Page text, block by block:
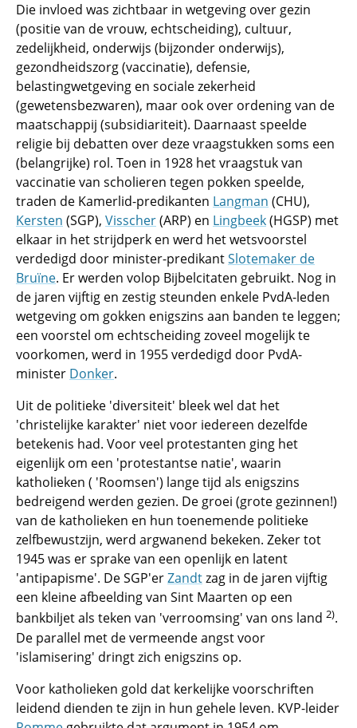
Die invloed was zichtbaar in wetgeving over gezin
(positie van de vrouw, echtscheiding), cultuur,
zedelijkheid, onderwijs (bijzonder onderwijs),
gezondheidszorg (vaccinatie), defensie,
belastingwetgeving en sociale zekerheid
(gewetensbezwaren), maar ook over ordening van de
maatschappij (subsidiariteit). Daarnaast speelde
religie bij debatten over deze vraagstukken soms een
(belangrijke) rol. Toen in 1928 het vraagstuk van
vaccinatie van scholieren tegen pokken speelde,
traden de Kamerlid-predikanten Langman (CHU),
Kersten (SGP), Visscher(ARP) en Lingbeek(HGSP) met
elkaar in het strijdperk en werd het wetsvoorstel
verdedigd door minister-predikantSlotemaker de
Bruïne. Er werden volop Bijbelcitaten gebruikt. Nog in
de jaren vijftig en zestig steunden enkele PvdA-leden
wetgeving om gokken enigszins aan banden te leggen;
een voorstel om echtscheiding zoveel mogelijk te
voorkomen, werd in 1955 verdedigd door PvdA-
minister Donker.
Uit de politieke 'diversiteit' bleek wel dat het
'christelijke karakter' niet voor iedereen dezelfde
betekenis had. Voor veel protestanten ging het
eigenlijk om een 'protestantse natie', waarin
katholieken ( 'Roomsen') lange tijd als enigszins
bedreigend werden gezien. De groei (grote gezinnen!)
van de katholieken en hun toenemende politieke
zelfbewustzijn, werd argwanend bekeken. Zeker tot
1945 was er sprake van een openlijk en latent
'antipapisme'. De SGP'erZandtzag in de jaren vijftig
een kleine afbeelding van Sint Maarten op een
bankbiljet als teken van 'verroomsing' van ons land 2).
De parallel met de vermeende angst voor
'islamisering' dringt zich enigszins op.
Voor katholieken gold dat kerkelijke voorschriften
leidend dienden te zijn in hun gehele leven. KVP-leider